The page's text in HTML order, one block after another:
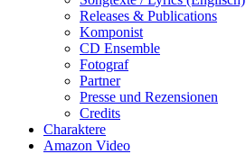
Releases & Publications
Komponist
CD Ensemble
Fotograf
Partner
Presse und Rezensionen
Credits
Charaktere
Amazon Video